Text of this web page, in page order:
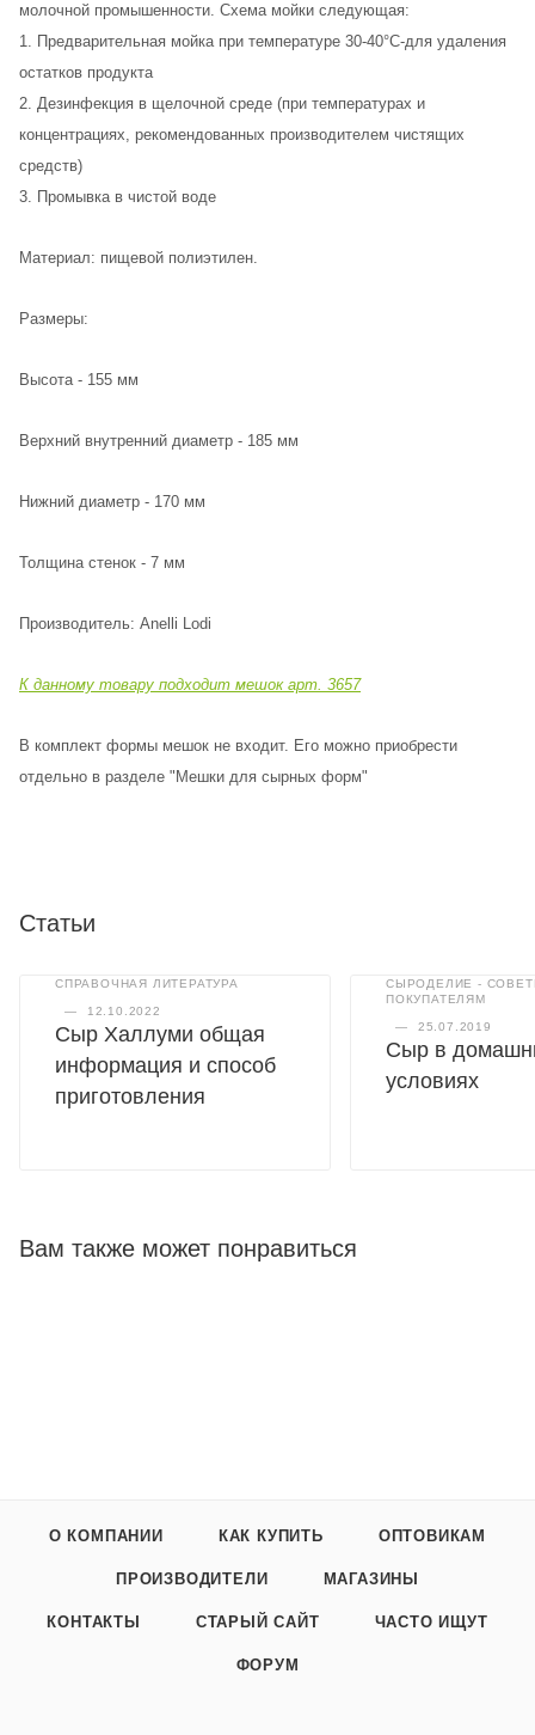
молочной промышенности. Схема мойки следующая:
1. Предварительная мойка при температуре 30-40°C-для удаления
остатков продукта
2. Дезинфекция в щелочной среде (при температурах и
концентрациях, рекомендованных производителем чистящих
средств)
3. Промывка в чистой воде
Материал: пищевой полиэтилен.
Размеры:
Высота - 155 мм
Верхний внутренний диаметр - 185 мм
Нижний диаметр - 170 мм
Толщина стенок - 7 мм
Производитель: Anelli Lodi
К данному товару подходит мешок арт. 3657
В комплект формы мешок не входит. Его можно приобрести
отдельно в разделе "Мешки для сырных форм"
Статьи
СПРАВОЧНАЯ ЛИТЕРАТУРА
— 12.10.2022
Сыр Халлуми общая
информация и способ
приготовления
СЫРОДЕЛИЕ -
ПОКУПАТЕЛЯМ
— 25.07.2019
Сыр в
условиях
Вам также может понравиться
О КОМПАНИИ КАК КУПИТЬ ОПТОВИКАМ
ПРОИЗВОДИТЕЛИ МАГАЗИНЫ
КОНТАКТЫ СТАРЫЙ САЙТ ЧАСТО ИЩУТ
ФОРУМ